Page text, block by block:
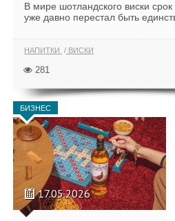
В мире шотландского виски
уже давно перестал быть
НАПИТКИ ВИСКИ
281
БИЗНЕС
17.05.2026